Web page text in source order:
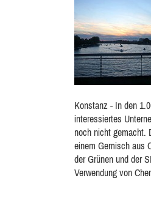
Konstanz - In den
interessiertes
noch nicht gemacht.
einem Gemisch aus
der Grünen und der
Verwendung von